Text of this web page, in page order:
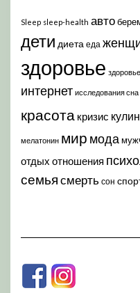
Sleep sleep-health авто
дети диета еда
здоровье
интернет исследования сна
красота кризис
мелатонин мир мода
отдых отношения
семья смерть сон